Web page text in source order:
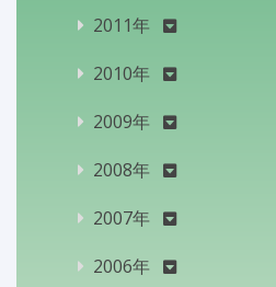
2011年
2010年
2009年
2008年
2007年
2006年